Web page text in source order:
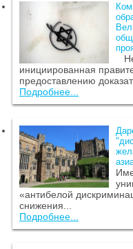
инициированная
предоставлению
Подробнее...
«антибелой
снижения...
Подробнее...